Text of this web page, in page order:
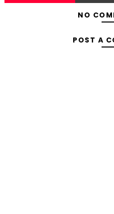
NO
POST A